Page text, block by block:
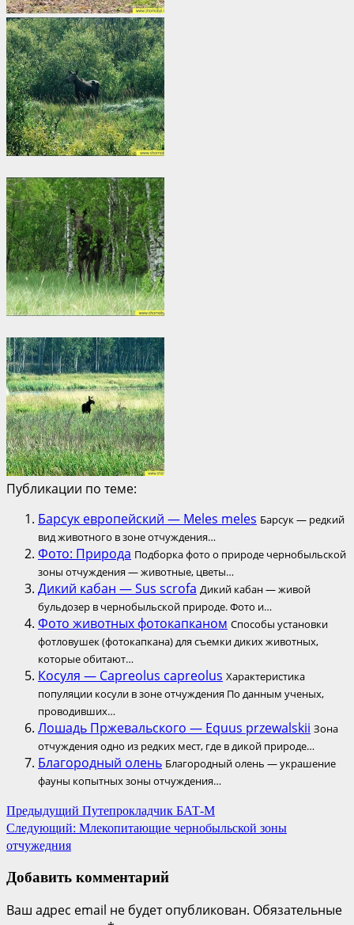
Публикации по теме:
Барсук европейский — Meles meles Барсук — редкий
вид животного в зоне отчуждения…
Фото: Природа Подборка фото о природе чернобыльской
зоны отчуждения — животные, цветы…
Дикий кабан — Sus scrofa Дикий кабан — живой
бульдозер в чернобыльской природе. Фото и…
Фото животных фотокапканом Способы установки
фотловушек (фотокапкана) для съемки диких животных,
которые обитают…
Косуля — Capreolus capreolus Характеристика
популяции косули в зоне отчуждения По данным ученых,
проводивших…
Лошадь Пржевальского — Equus przewalskii Зона
отчуждения одно из редких мест, где в дикой природе…
Благородный олень Благородный олень — украшение
фауны копытных зоны отчуждения…
Навигация
по
записям
Предыдущий Путепрокладчик БАТ-М
Следующий: Млекопитающие чернобыльской зоны
отчужедния
Добавить комментарий
Ваш адрес email не будет опубликован. Обязательные